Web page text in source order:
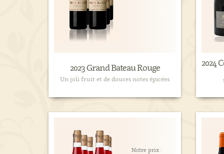
2023 Grand Bateau Rouge
Un joli fruit et de douces notes épicées
2024
Notre prix :